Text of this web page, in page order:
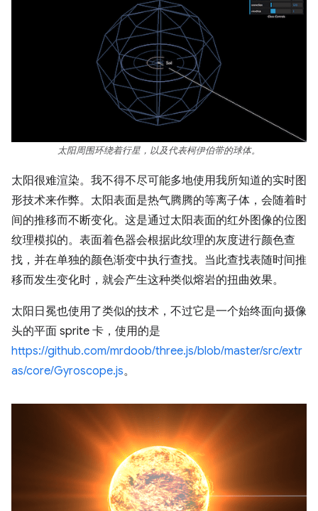
太阳周围环绕着行星，以及代表柯伊伯带的球体。
太阳很难渲染。我不得不尽可能多地使用我所知道的实时图
形技术来作弊。太阳表面是热气腾腾的等离子体，会随着时
间的推移而不断变化。这是通过太阳表面的红外图像的位图
纹理模拟的。表面着色器会根据此纹理的灰度进行颜色查
找，并在单独的颜色渐变中执行查找。当此查找表随时间推
移而发生变化时，就会产生这种类似熔岩的扭曲效果。
太阳日冕也使用了类似的技术，不过它是一个始终面向摄像
头的平面 sprite 卡，使用的是
https://github.com/mrdoob/three.js/blob/master/src/extr
as/core/Gyroscope.js。